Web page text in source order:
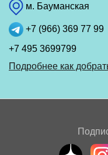
м. Бауманская
+7 (966) 369 77 99
+7 495 3699799
Подробнее как